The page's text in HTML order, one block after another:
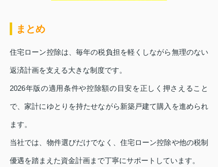
まとめ
住宅ローン控除は、毎年の税負担を軽くしながら無理のない
返済計画を支える大きな制度です。
2026年版の適用条件や控除額の目安を正しく押さえること
で、家計にゆとりを持たせながら新築戸建て購入を進められ
ます。
当社では、物件選びだけでなく、住宅ローン控除や他の税制
優遇を踏まえた資金計画まで丁寧にサポートしています。